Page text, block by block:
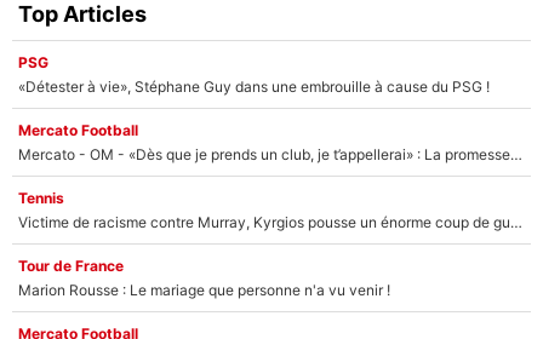
Top Articles
PSG
«Détester à vie», Stéphane Guy dans une embrouille à cause du PSG !
Mercato Football
Mercato - OM - «Dès que je prends un club, je t’appellerai» : La promesse de Marcelino au moment de claquer la porte
Tennis
Victime de racisme contre Murray, Kyrgios pousse un énorme coup de gueule !
Tour de France
Marion Rousse : Le mariage que personne n'a vu venir !
Mercato Football